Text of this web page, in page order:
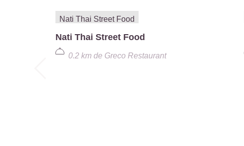
Nati Thai Street Food
0.2 kmde Greco Restaurant